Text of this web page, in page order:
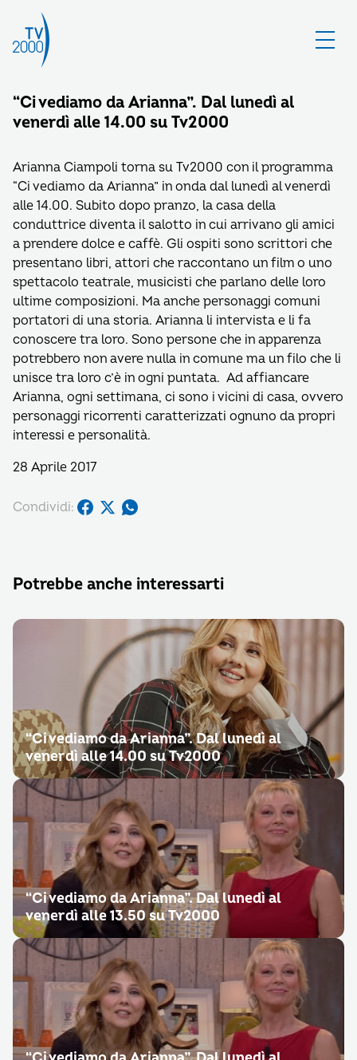
“Ci vediamo da Arianna”. Dal lunedì al
venerdì alle 14.00 su Tv2000
Arianna Ciampoli torna su Tv2000 con il programma
“Ci vediamo da Arianna” in onda dal lunedì al venerdì
alle 14.00. Subito dopo pranzo, la casa della
conduttrice diventa il salotto in cui arrivano gli amici
a prendere dolce e caffè. Gli ospiti sono scrittori che
presentano libri, attori che raccontano un film o uno
spettacolo teatrale, musicisti che parlano delle loro
ultime composizioni. Ma anche personaggi comuni
portatori di una storia. Arianna li intervista e li fa
conoscere tra loro. Sono persone che in apparenza
potrebbero non avere nulla in comune ma un filo che li
unisce tra loro c’è in ogni puntata. Ad affiancare
Arianna, ogni settimana, ci sono i vicini di casa, ovvero
personaggi ricorrenti caratterizzati ognuno da propri
interessi e personalità.
28 Aprile 2017
Condividi:
Potrebbe anche interessarti
“Ci vediamo da Arianna”. Dal lunedì al
venerdì alle 14.00 su Tv2000
“Ci vediamo da Arianna”. Dal lunedì al
venerdì alle 13.50 su Tv2000